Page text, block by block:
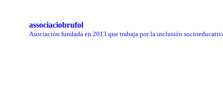
associaciobrufol
Asociación fundada en 2013 que trabaja por la inclusión